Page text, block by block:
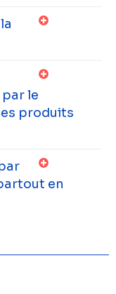
le
produits
en